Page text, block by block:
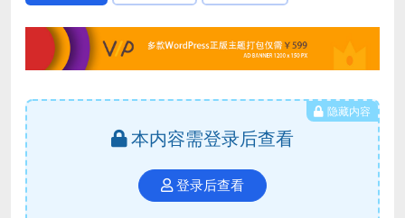
隐藏内容
本内容需登录后查看
登录后查看